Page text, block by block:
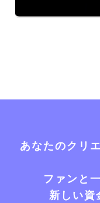
あなたのクリ
ファンと
新しい資